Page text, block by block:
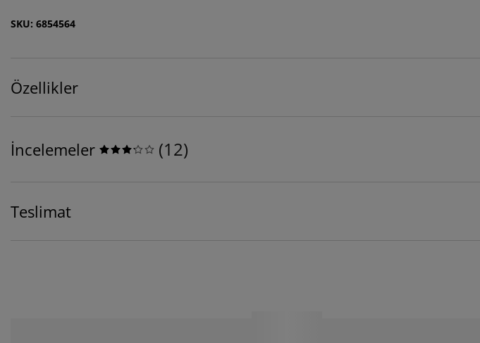
SKU: 6854564
Özellikler
İncelemeler (12)
Teslimat